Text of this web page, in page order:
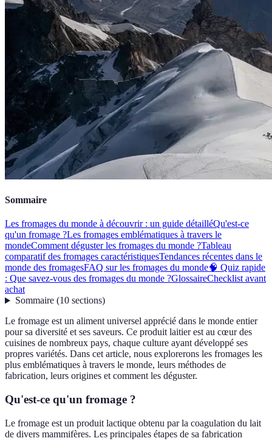
Sommaire
Les fromages du monde à découvrir : un guide détailléQu'est-ce
qu'un fromage ?Les fromages emblématiques à travers le
mondeComment déguster les fromages du monde ?Tableau
comparatif des fromages caractéristiquesTendances récentes dans le
monde des fromagesFAQ sur les fromages du monde🧠 Quiz rapide
: Que savez-vous des fromages du monde ?GlossaireChecklist avant
achat
Sommaire(10 sections)
Le fromage est un aliment universel apprécié dans le monde entier
pour sa diversité et ses saveurs. Ce produit laitier est au cœur des
cuisines de nombreux pays, chaque culture ayant développé ses
propres variétés. Dans cet article, nous explorerons les fromages les
plus emblématiques à travers le monde, leurs méthodes de
fabrication, leurs origines et comment les déguster.
Qu'est-ce qu'un fromage ?
Le fromage est un produit lactique obtenu par la coagulation du lait
de divers mammifères. Les principales étapes de sa fabrication